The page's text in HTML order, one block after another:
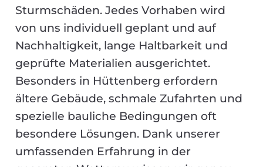
Sturmschäden. Jedes Vorhaben wird
von uns individuell geplant und auf
Nachhaltigkeit, lange Haltbarkeit und
geprüfte Materialien ausgerichtet.
Besonders in Hüttenberg erfordern
ältere Gebäude, schmale Zufahrten und
spezielle bauliche Bedingungen oft
besondere Lösungen. Dank unserer
umfassenden Erfahrung in der